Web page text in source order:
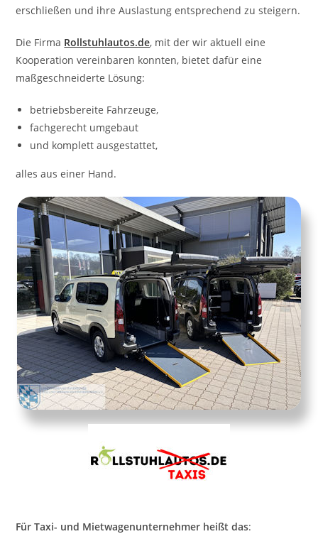
erschließen und ihre Auslastung entsprechend zu steigern.
Die Firma Rollstuhlautos.de, mit der wir aktuell eine
Kooperation vereinbaren konnten, bietet dafür eine
maßgeschneiderte Lösung:
betriebsbereite Fahrzeuge,
fachgerecht umgebaut
und komplett ausgestattet,
alles aus einer Hand.
Für Taxi- und Mietwagenunternehmer heißt das: